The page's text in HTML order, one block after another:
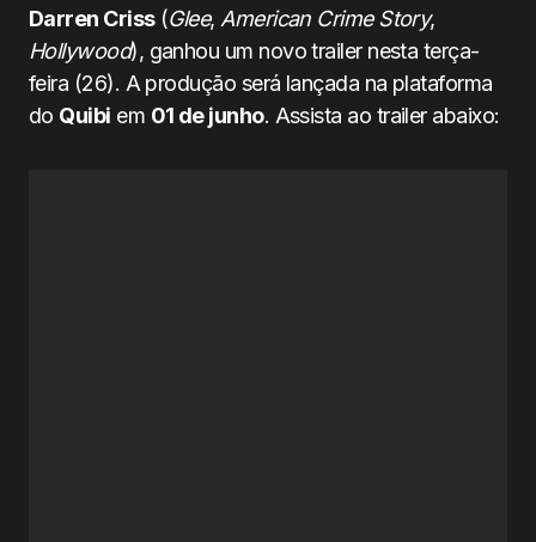
Darren Criss(Glee, American Crime Story,
Hollywood), ganhou um novo trailer nesta terça-
feira (26). A produção será lançada na plataforma
do Quibi em 01 de junho. Assista ao trailer abaixo: